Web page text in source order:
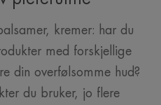
kremer: har du
med forskjellige
din overfølsomme hud?
du bruker, jo flere